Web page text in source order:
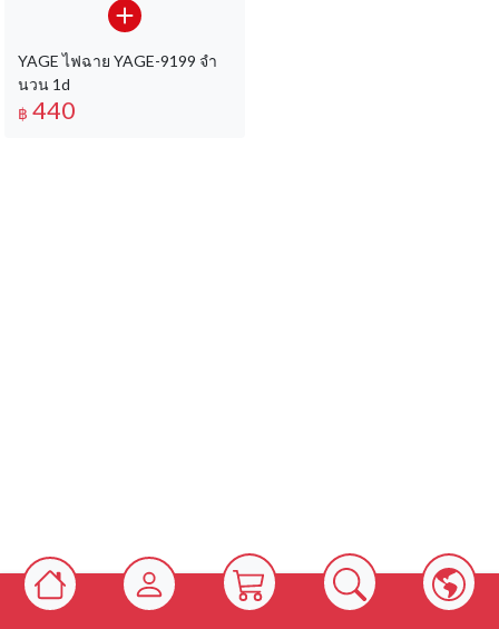
YAGE ไฟฉาย YAGE-9199 จํา
นวน 1d
฿ 440